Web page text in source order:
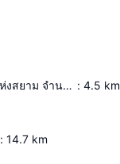
พระบรมราชานุสาวรีย์สมเด็จพระบูรพกษัตริย์ แห่งสยาม จำนวน ๗ พระองค์ : 4.5 km
: 14.7 km